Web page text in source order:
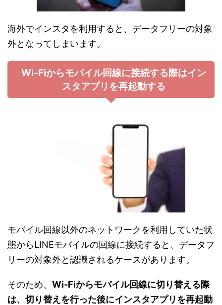
海外でインスタを利用すると、データフリーの対象
外となってしまいます。
Wi-Fiからモバイル回線に接続する際はイン
スタアプリを再起動する
モバイル回線以外のネットワークを利用していた状
態からLINEモバイルの回線に接続すると、データフ
リーの対象外と認識されるケースがあります。
そのため、 Wi-Fiからモバイル回線に切り替える際
は、切り替えを行った後にインスタアプリを再起動